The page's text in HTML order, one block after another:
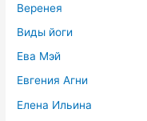
Веренея
Виды йоги
Ева Мэй
Евгения Агни
Елена Ильина